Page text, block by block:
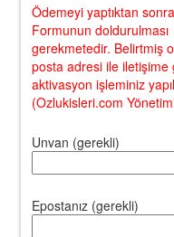
Ödemeyi yaptıktan
Formunun doldurulması
gerekmetedir. Belirtmiş
posta adresi ile iletişime
aktivasyon işleminiz
(Ozlukisleri.com
Unvan (gerekli)
Epostanız (gerekli)